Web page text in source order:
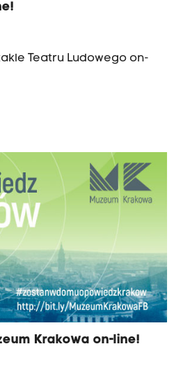
Teatru Ludowego on-
Krakowa on-line!